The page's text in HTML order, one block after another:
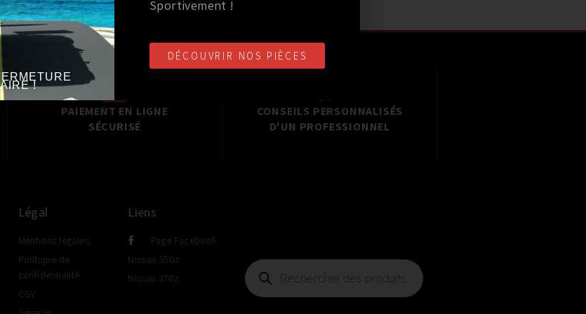
PAIEMENT EN LIGNE
SÉCURISÉ
CONSEILS PERSONNALISÉS
D'UN PROFESSIONNEL
Légal
Mentions légales
Politique de
confidentialité
CGV
Liens
Page Facebook
Nissan 350z
Nissan 370z
!
Sportivement !
DÉCOUVRIR NOS PIÈCES